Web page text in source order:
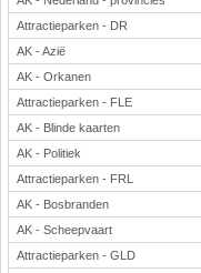
Attractieparken - DR
AK - Azië
AK - Orkanen
Attractieparken - FLE
AK - Blinde kaarten
AK - Politiek
Attractieparken - FRL
AK - Bosbranden
AK - Scheepvaart
Attractieparken - GLD